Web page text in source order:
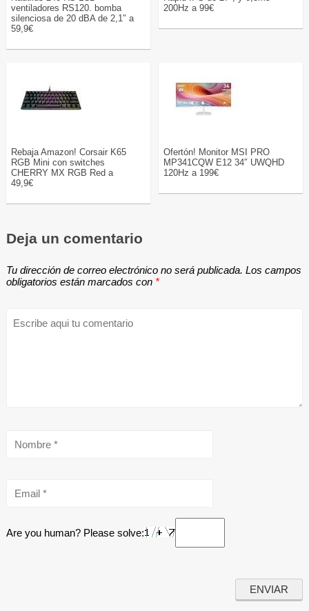
ventiladores RS120. bomba
silenciosa de 20 dBA de 2,1″ a
59,9€
200Hz a 99€
Rebaja Amazon! Corsair K65
RGB Mini con switches
CHERRY MX RGB Red a
49,9€
Ofertón! Monitor MSI PRO
MP341CQW E12 34″ UWQHD
120Hz a 199€
Deja un comentario
Tu dirección de correo electrónico no será publicada. Los campos
obligatorios están marcados con *
Are you human? Please solve: